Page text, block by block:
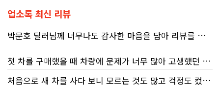
업소록 최신 리뷰
박문호 딜러님께 너무나도 감사한 마음을 담아 리뷰를 남깁니다.
첫 차를 구매했을 때 차량에 문제가 너무 많아 고생했던 경험이 있어서, 이번에는 정말 신중하게 고민하고 꼼꼼하게 알아본 후 차를 구매하고 싶었습니다. 그러던 중 사우스포인트의 박문호 딜러님을 만나면서 그동안의 고민이 모두 해결되었습니다.
처음으로 새 차를 사다 보니 모르는 것도 많고 걱정도 컸는데 박문호 딜러님 덕분에 전 과정이 너무나 편안하고 만족스러웠습니다! 상담하는 내내 꼼꼼하게 설명해 주신 것은 물론, 복잡한 서류 절차와 차량 옵션 체크까지 세심하게 챙겨주셔서 마음이 정말 든든했습니다. 차량 출고 날에도 긴 시간 할애해 가며 기능을 친절하게 하나하나 설명해 주셔서 큰 도움이 되었는데요, 특히 정비사 출신이셔서 그런지 디테일한 부분까지 전문적으로 말씀해 주셔서 신뢰가 팍팍 갔습니다 ?? 다른분 리뷰에도 있지만 마지막에 "진짜 서비스는 이제부터 시작"이라는 진심어린 말씀에는 깊은 감동을 받았습니다. 앞으로 주변에 차 구매하려는 분이 있다면 무조건 박문호 딜러님 강력 추천입니다! 신경 써주셔서 진심으로 감사드리며, 늘 건강하시고 번창하시길 바랍니다 :)